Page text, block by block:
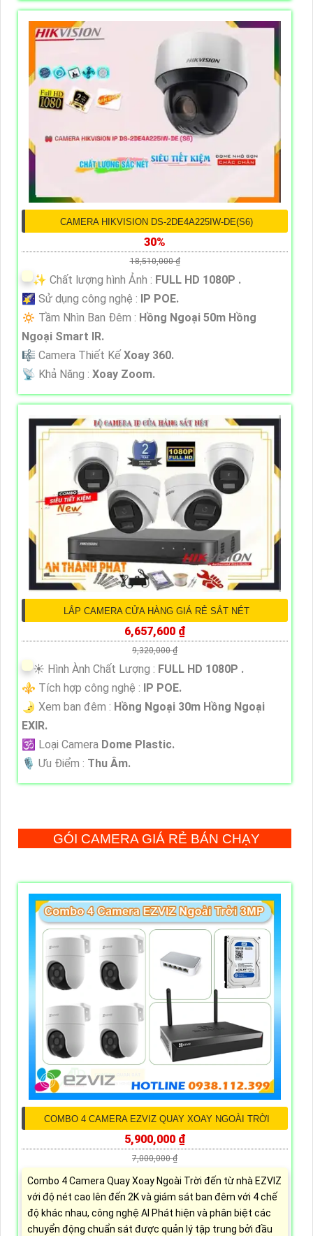
CAMERA HIKVISION DS-2DE4A225IW-DE(S6)
30%
18,510,000 ₫
✨ Chất lượng hình Ảnh : FULL HD 1080P .
🌠 Sử dụng công nghệ : IP POE.
🔅 Tầm Nhìn Ban Đêm : Hồng Ngoại 50m Hồng
Ngoại Smart IR.
🎼️ Camera Thiết Kế Xoay 360.
️📡 Khả Năng : Xoay Zoom.
LẮP CAMERA CỬA HÀNG GIÁ RẺ SẮT NÉT
6,657,600 ₫
9,320,000 ₫
☀️ Hình Ành Chất Lượng : FULL HD 1080P .
⚜️ Tích hợp công nghệ : IP POE.
🌛 Xem ban đêm : Hồng Ngoại 30m Hồng Ngoại
EXIR.
🕉️ Loại Camera Dome Plastic.
️🎙 Ưu Điểm : Thu Âm.
GÓI CAMERA GIÁ RẺ BÁN CHẠY
COMBO 4 CAMERA EZVIZ QUAY XOAY NGOÀI TRỜI
5,900,000 ₫
7,000,000 ₫
Combo 4 Camera Quay Xoay Ngoài Trời đến từ nhà EZVIZ
với độ nét cao lên đến 2K và giám sát ban đêm với 4 chế
độ khác nhau, công nghệ AI Phát hiện và phân biệt các
chuyển động chuẩn sát được quản lý tập trung bởi đầu